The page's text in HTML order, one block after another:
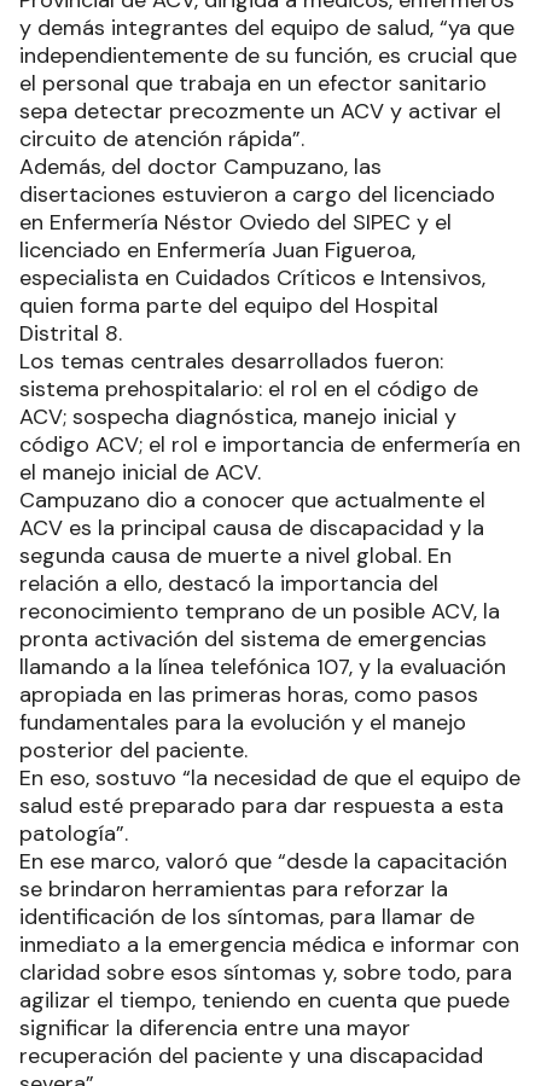
y demás integrantes del equipo de salud, “ya que
independientemente de su función, es crucial que
el personal que trabaja en un efector sanitario
sepa detectar precozmente un ACV y activar el
circuito de atención rápida”.
Además, del doctor Campuzano, las
disertaciones estuvieron a cargo del licenciado
en Enfermería Néstor Oviedo del SIPEC y el
licenciado en Enfermería Juan Figueroa,
especialista en Cuidados Críticos e Intensivos,
quien forma parte del equipo del Hospital
Distrital 8.
Los temas centrales desarrollados fueron:
sistema prehospitalario: el rol en el código de
ACV; sospecha diagnóstica, manejo inicial y
código ACV; el rol e importancia de enfermería en
el manejo inicial de ACV.
Campuzano dio a conocer que actualmente el
ACV es la principal causa de discapacidad y la
segunda causa de muerte a nivel global. En
relación a ello, destacó la importancia del
reconocimiento temprano de un posible ACV, la
pronta activación del sistema de emergencias
llamando a la línea telefónica 107, y la evaluación
apropiada en las primeras horas, como pasos
fundamentales para la evolución y el manejo
posterior del paciente.
En eso, sostuvo “la necesidad de que el equipo de
salud esté preparado para dar respuesta a esta
patología”.
En ese marco, valoró que “desde la capacitación
se brindaron herramientas para reforzar la
identificación de los síntomas, para llamar de
inmediato a la emergencia médica e informar con
claridad sobre esos síntomas y, sobre todo, para
agilizar el tiempo, teniendo en cuenta que puede
significar la diferencia entre una mayor
recuperación del paciente y una discapacidad